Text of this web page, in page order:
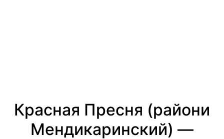
Красная Пресня (райони
Мендикаринский) —